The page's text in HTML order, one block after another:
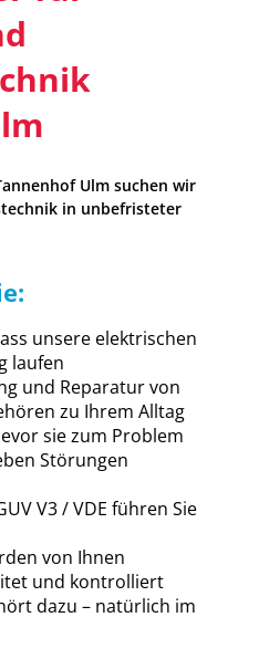
Ulm suchen wir
in unbefristeter
unsere elektrischen
laufen
und Reparatur von
zu Ihrem Alltag
sie zum Problem
Störungen
V3 / VDE führen Sie
von Ihnen
und kontrolliert
dazu – natürlich im